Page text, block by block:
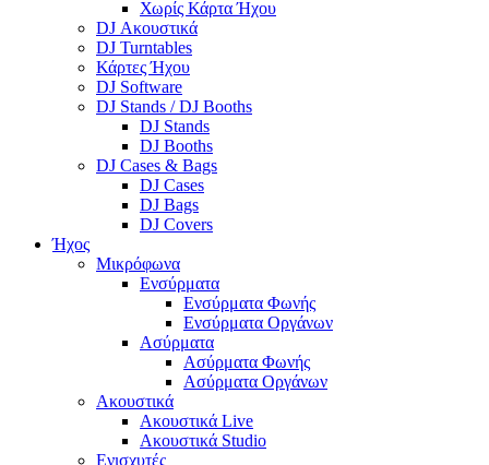
Χωρίς Κάρτα Ήχου
DJ Ακουστικά
DJ Turntables
Κάρτες Ήχου
DJ Software
DJ Stands / DJ Booths
DJ Stands
DJ Booths
DJ Cases & Bags
DJ Cases
DJ Bags
DJ Covers
Ήχος
Μικρόφωνα
Ενσύρματα
Ενσύρματα Φωνής
Ενσύρματα Οργάνων
Ασύρματα
Ασύρματα Φωνής
Ασύρματα Οργάνων
Ακουστικά
Ακουστικά Live
Ακουστικά Studio
Ενισχυτές